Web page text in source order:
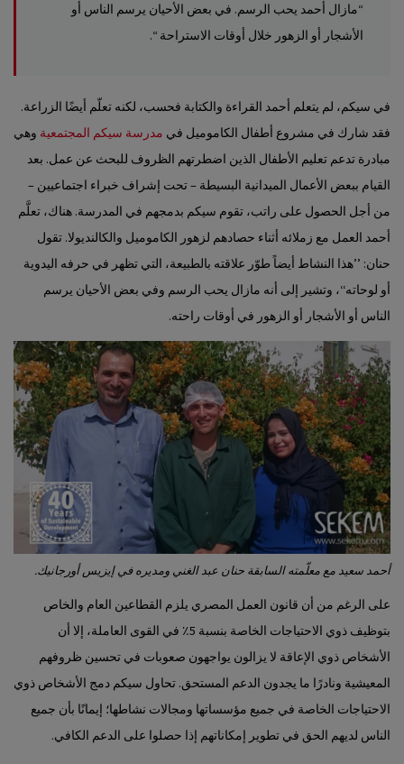
“مازال أحمد يحب الرسم. في بعض الأحيان يرسم الناس أو
الأشجار أو الزهور خلال أوقات الاستراحة “.
في سيكم، لم يتعلم أحمد القراءة والكتابة فحسب، لكنه تعلّم أيضًا الزراعة.
فقد شارك في مشروع أطفال الكاموميل في مدرسة سيكم المجتمعية وهي
مبادرة تدعم تعليم الأطفال الذين اضطرتهم الظروف للبحث عن عمل. بعد
القيام ببعض الأعمال الميدانية البسيطة – تحت إشراف خبراء اجتماعيين –
من أجل الحصول على راتب، تقوم سيكم بدمجهم في المدرسة. هناك، تعلَّم
أحمد العمل مع زملائه أثناء حصادهم لزهور الكاموميل والكالنديولا. تقول
حنان: ’’هذا النشاط أيضاً طوّر علاقته بالطبيعة، التي تظهر في حرفه اليدوية
أو لوحاته‘‘، وتشير إلى أنه مازال يحب الرسم وفي بعض الأحيان يرسم
الناس أو الأشجار أو الزهور في أوقات راحته.
أحمد سعيد مع معلّمته السابقة حنان عبد الغني ومديره في إيزيس أورجانيك.
على الرغم من أن قانون العمل المصري يلزم القطاعين العام والخاص
بتوظيف ذوي الاحتياجات الخاصة بنسبة 5٪ في القوى العاملة، إلا أن
الأشخاص ذوي الإعاقة لا يزالون يواجهون صعوبات في تحسين ظروفهم
المعيشية ونادرًا ما يجدون الدعم المستحق. تحاول سيكم دمج الأشخاص ذوي
الاحتياجات الخاصة في جميع مؤسساتها ومجالات نشاطها؛ إيمانًا بأن جميع
الناس لديهم الحق في تطوير إمكاناتهم إذا حصلوا على الدعم الكافي.